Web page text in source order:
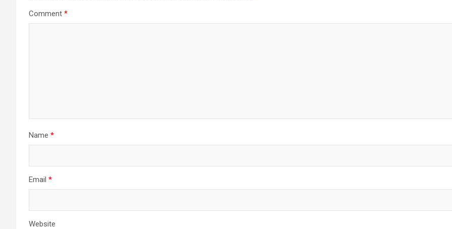
Comment *
Name *
Email *
Website